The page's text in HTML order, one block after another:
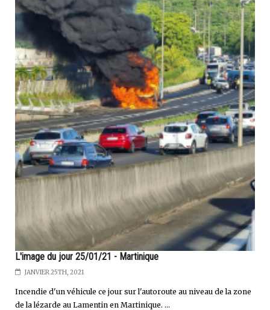
L'image du jour 25/01/21 - Martinique
JANVIER 25TH, 2021
Incendie d'un véhicule ce jour sur l'autoroute au niveau de la zone
de la lézarde au Lamentin en Martinique. ...